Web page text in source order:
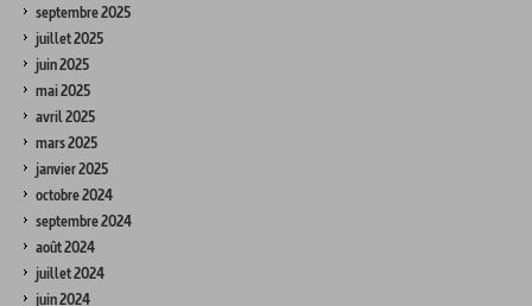
septembre 2025
juillet 2025
juin 2025
mai 2025
avril 2025
mars 2025
janvier 2025
octobre 2024
septembre 2024
août 2024
juillet 2024
juin 2024